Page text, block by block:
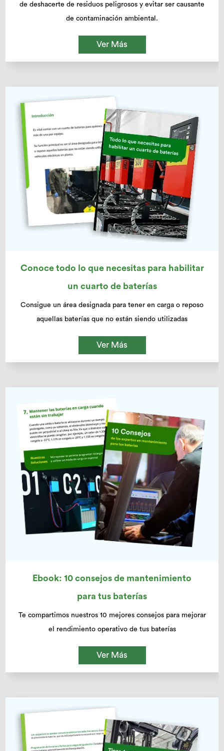
de deshacerte de residuos peligrosos y evitar ser causante
de contaminación ambiental.
Ver Más
Conoce todo lo que necesitas para habilitar
un cuarto de baterías
Consigue un área designada para tener en carga o reposo
aquellas baterías que no están siendo utilizadas
Ver Más
Ebook: 10 consejos de mantenimiento
para tus baterías
Te compartimos nuestros 10 mejores consejos para mejorar
el rendimiento operativo de tus baterías
Ver Más